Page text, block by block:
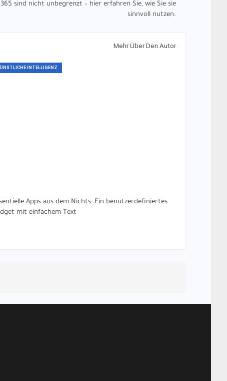
sind nicht unbegrenzt – hier erfahren Sie, wie Sie sie
sinnvoll nutzen.
Mehr Über Den Autor
INTELLIGENZ
Apps aus dem Nichts: Ein benutzerdefiniertes
mit einfachem Text